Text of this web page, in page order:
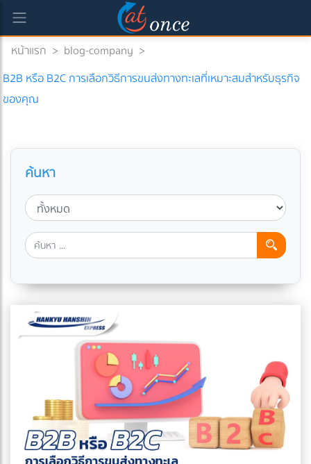
หน้าแรก > blog-company >
B2B หรือ B2C การเลือกวิธีการขนส่งทางทะเลที่เหมาะสมสำหรับธุรกิจ
ของคุณ
ค้นหา